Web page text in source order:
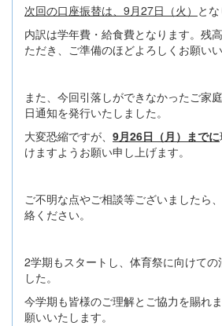
次回の口座振替は、9月27日（火） とな
内訳は学年費・給食費となります。残
ただき、ご準備のほどよろしくお願いい
また、今回引落しができなかったご家
日通知を発行いたしました。
大変恐縮ですが、 9月26日（月）までに
けますようお願い申し上げます。
ご不明な点やご相談等ございましたら
絡ください。
2学期もスタートし、体育祭に向けての
した。
今学期も皆様のご理解とご協力を賜れ
願いいたします。